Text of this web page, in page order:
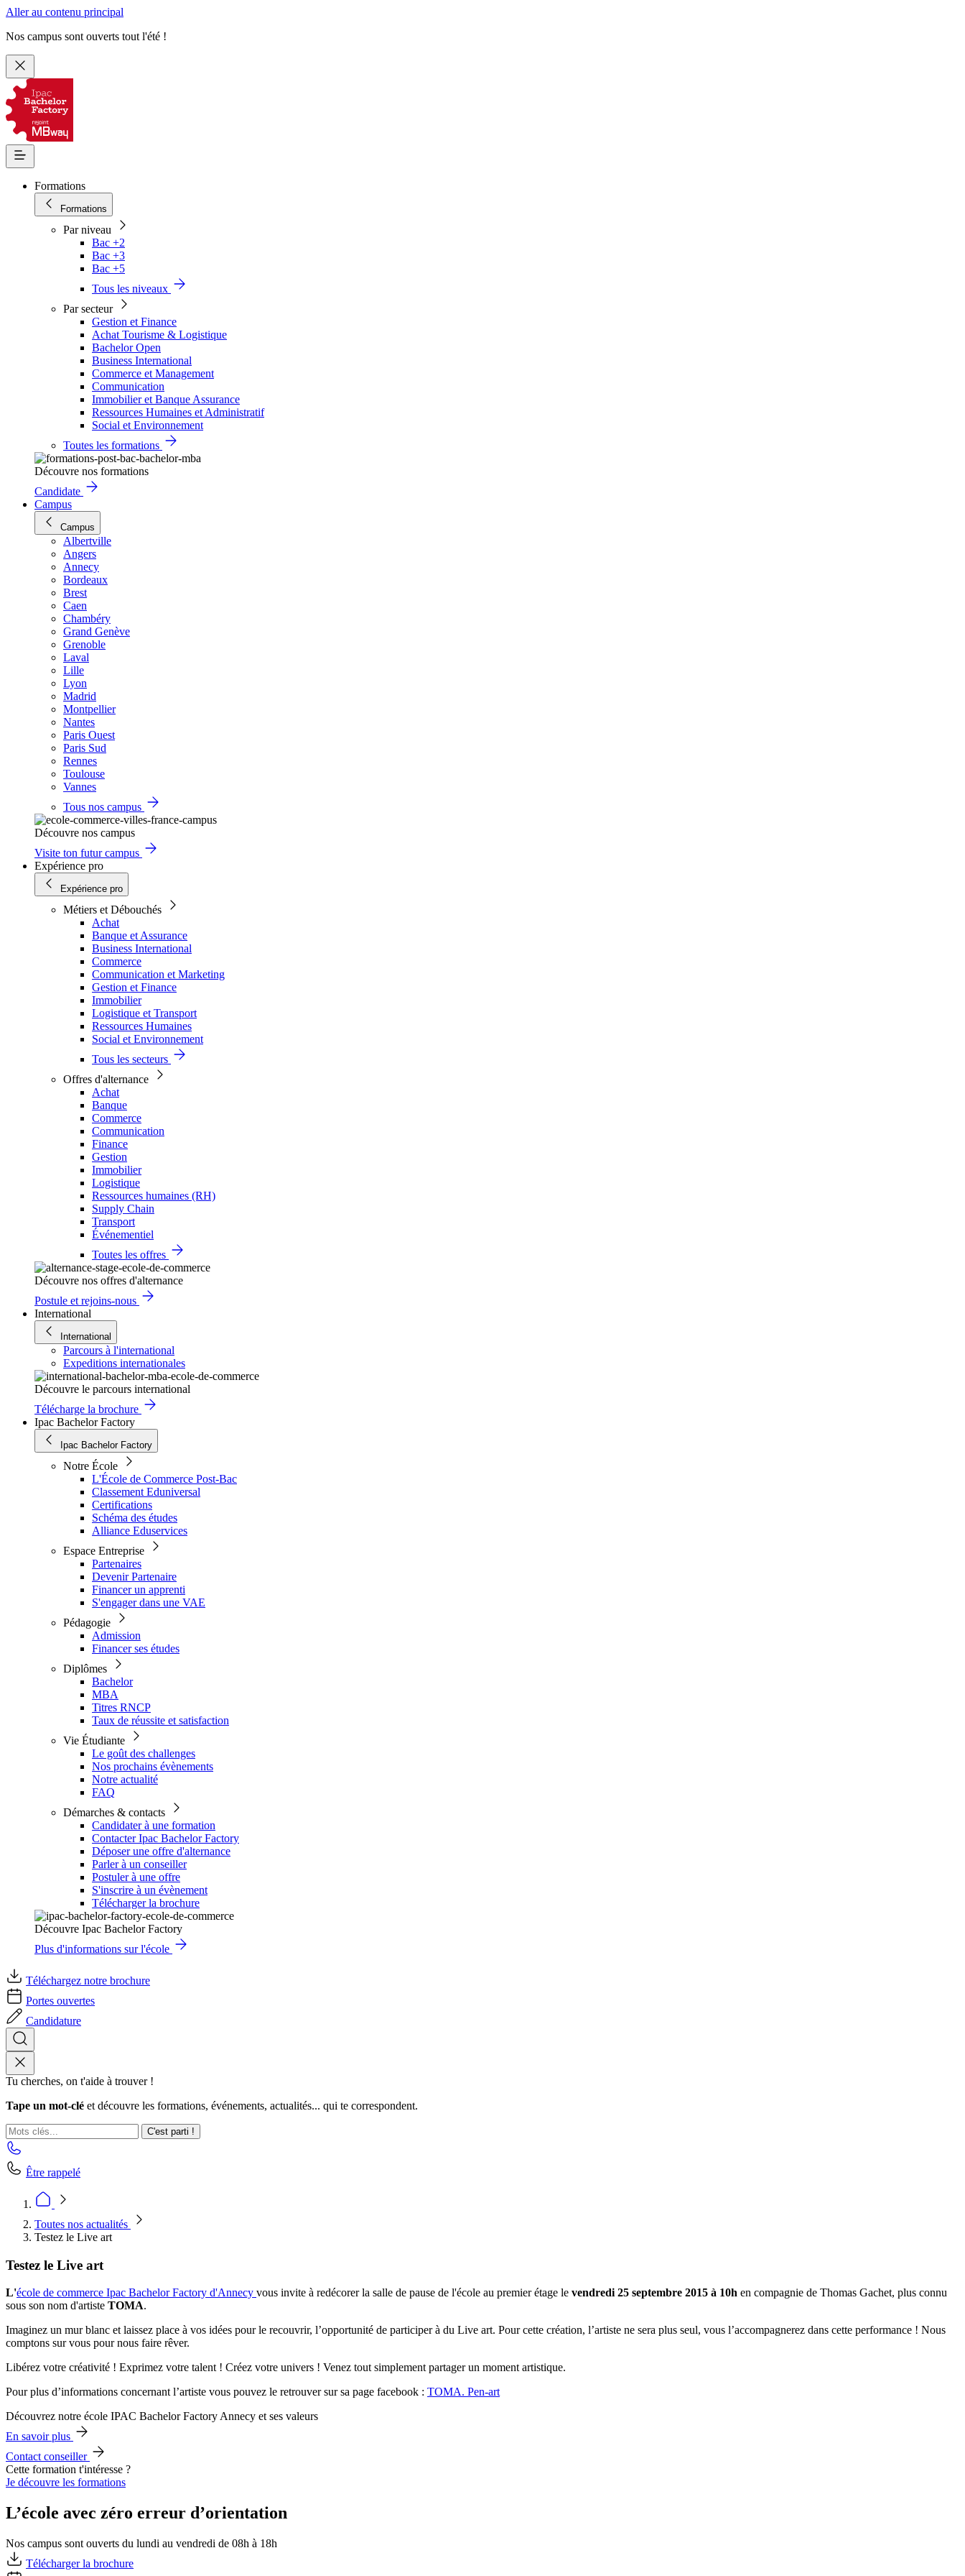
Aller au contenu principal
Nos campus sont ouverts tout l'été !
Formations
Formations
Par niveau
Bac +2
Bac +3
Bac +5
Tous les niveaux
Par secteur
Gestion et Finance
Achat Tourisme & Logistique
Bachelor Open
Business International
Commerce et Management
Communication
Immobilier et Banque Assurance
Ressources Humaines et Administratif
Social et Environnement
Toutes les formations
Découvre nos formations
Candidate
Campus
Campus
Albertville
Angers
Annecy
Bordeaux
Brest
Caen
Chambéry
Grand Genève
Grenoble
Laval
Lille
Lyon
Madrid
Montpellier
Nantes
Paris Ouest
Paris Sud
Rennes
Toulouse
Vannes
Tous nos campus
Découvre nos campus
Visite ton futur campus
Expérience pro
Expérience pro
Métiers et Débouchés
Achat
Banque et Assurance
Business International
Commerce
Communication et Marketing
Gestion et Finance
Immobilier
Logistique et Transport
Ressources Humaines
Social et Environnement
Tous les secteurs
Offres d'alternance
Achat
Banque
Commerce
Communication
Finance
Gestion
Immobilier
Logistique
Ressources humaines (RH)
Supply Chain
Transport
Événementiel
Toutes les offres
Découvre nos offres d'alternance
Postule et rejoins-nous
International
International
Parcours à l'international
Expeditions internationales
Découvre le parcours international
Télécharge la brochure
Ipac Bachelor Factory
Ipac Bachelor Factory
Notre École
L'École de Commerce Post-Bac
Classement Eduniversal
Certifications
Schéma des études
Alliance Eduservices
Espace Entreprise
Partenaires
Devenir Partenaire
Financer un apprenti
S'engager dans une VAE
Pédagogie
Admission
Financer ses études
Diplômes
Bachelor
MBA
Titres RNCP
Taux de réussite et satisfaction
Vie Étudiante
Le goût des challenges
Nos prochains évènements
Notre actualité
FAQ
Démarches & contacts
Candidater à une formation
Contacter Ipac Bachelor Factory
Déposer une offre d'alternance
Parler à un conseiller
Postuler à une offre
S'inscrire à un évènement
Télécharger la brochure
Découvre Ipac Bachelor Factory
Plus d'informations sur l'école
Téléchargez notre brochure
Portes ouvertes
Candidature
Tu cherches, on t'aide à trouver !
Tape un mot-clé et découvre les formations, événements, actualités... qui te correspondent.
C'est parti !
Être rappelé
Toutes nos actualités
Testez le Live art
Testez le Live art
L'école de commerce Ipac Bachelor Factory d'Annecy vous invite à redécorer la salle de pause de l'école au premier étage le vendredi 25 septembre 2015 à 10h en compagnie de Thomas Gachet, plus connu
sous son nom d'artiste TOMA.
Imaginez un mur blanc et laissez place à vos idées pour le recouvrir, l’opportunité de participer à du Live art. Pour cette création, l’artiste ne sera plus seul, vous l’accompagnerez dans cette performance ! Nous
comptons sur vous pour nous faire rêver.
Libérez votre créativité ! Exprimez votre talent ! Créez votre univers ! Venez tout simplement partager un moment artistique.
Pour plus d’informations concernant l’artiste vous pouvez le retrouver sur sa page facebook : TOMA. Pen-art
Découvrez notre école IPAC Bachelor Factory Annecy et ses valeurs
En savoir plus
Contact conseiller
Cette formation t'intéresse ?
Je découvre les formations
L’école avec zéro erreur d’orientation
Nos campus sont ouverts du lundi au vendredi de 08h à 18h
Télécharger la brochure